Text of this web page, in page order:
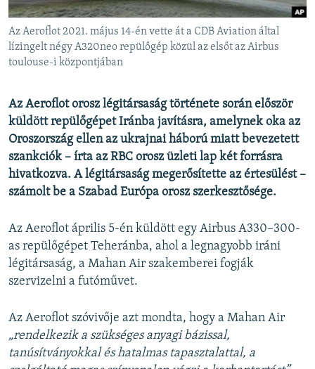
KLÍMAVÁLTOZÁS
A MÚLT TANULSÁGAI
KÖVESSEN MINKET!
Valamennyi RFE/RL weboldal
Az Aeroflot 2021. május 14-én vette át a CDB Aviation által
lízingelt négy A320neo repülőgép közül az elsőt az Airbus
toulouse-i központjában
Az Aeroflot orosz légitársaság története során először
küldött repülőgépet Iránba javításra, amelynek oka az
Oroszország ellen az ukrajnai háború miatt bevezetett
szankciók – írta az RBC orosz üzleti lap két forrásra
hivatkozva. A légitársaság megerősítette az értesülést –
számolt be a Szabad Európa orosz szerkesztősége.
Az Aeroflot április 5-én küldött egy Airbus A330–300-
as repülőgépet Teheránba, ahol a legnagyobb iráni
légitársaság, a Mahan Air szakemberei fogják
szervizelni a futóművet.
Az Aeroflot szóvivője azt mondta, hogy a Mahan Air
„rendelkezik a szükséges anyagi bázissal,
tanúsítványokkal és hatalmas tapasztalattal, a